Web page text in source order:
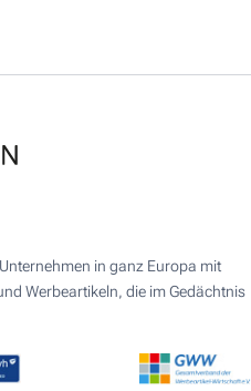
in ganz Europa mit
Werbeartikeln, die im Gedächtnis